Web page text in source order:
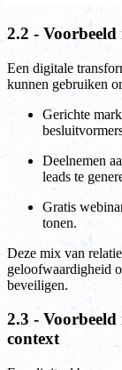
2.2 -
Een digitale
kunnen gebruiken
Gerichte
Deelnemen
leads te
Gratis
tonen.
Deze mix van
geloofwaardigheid
beveiligen.
2.3 -
context